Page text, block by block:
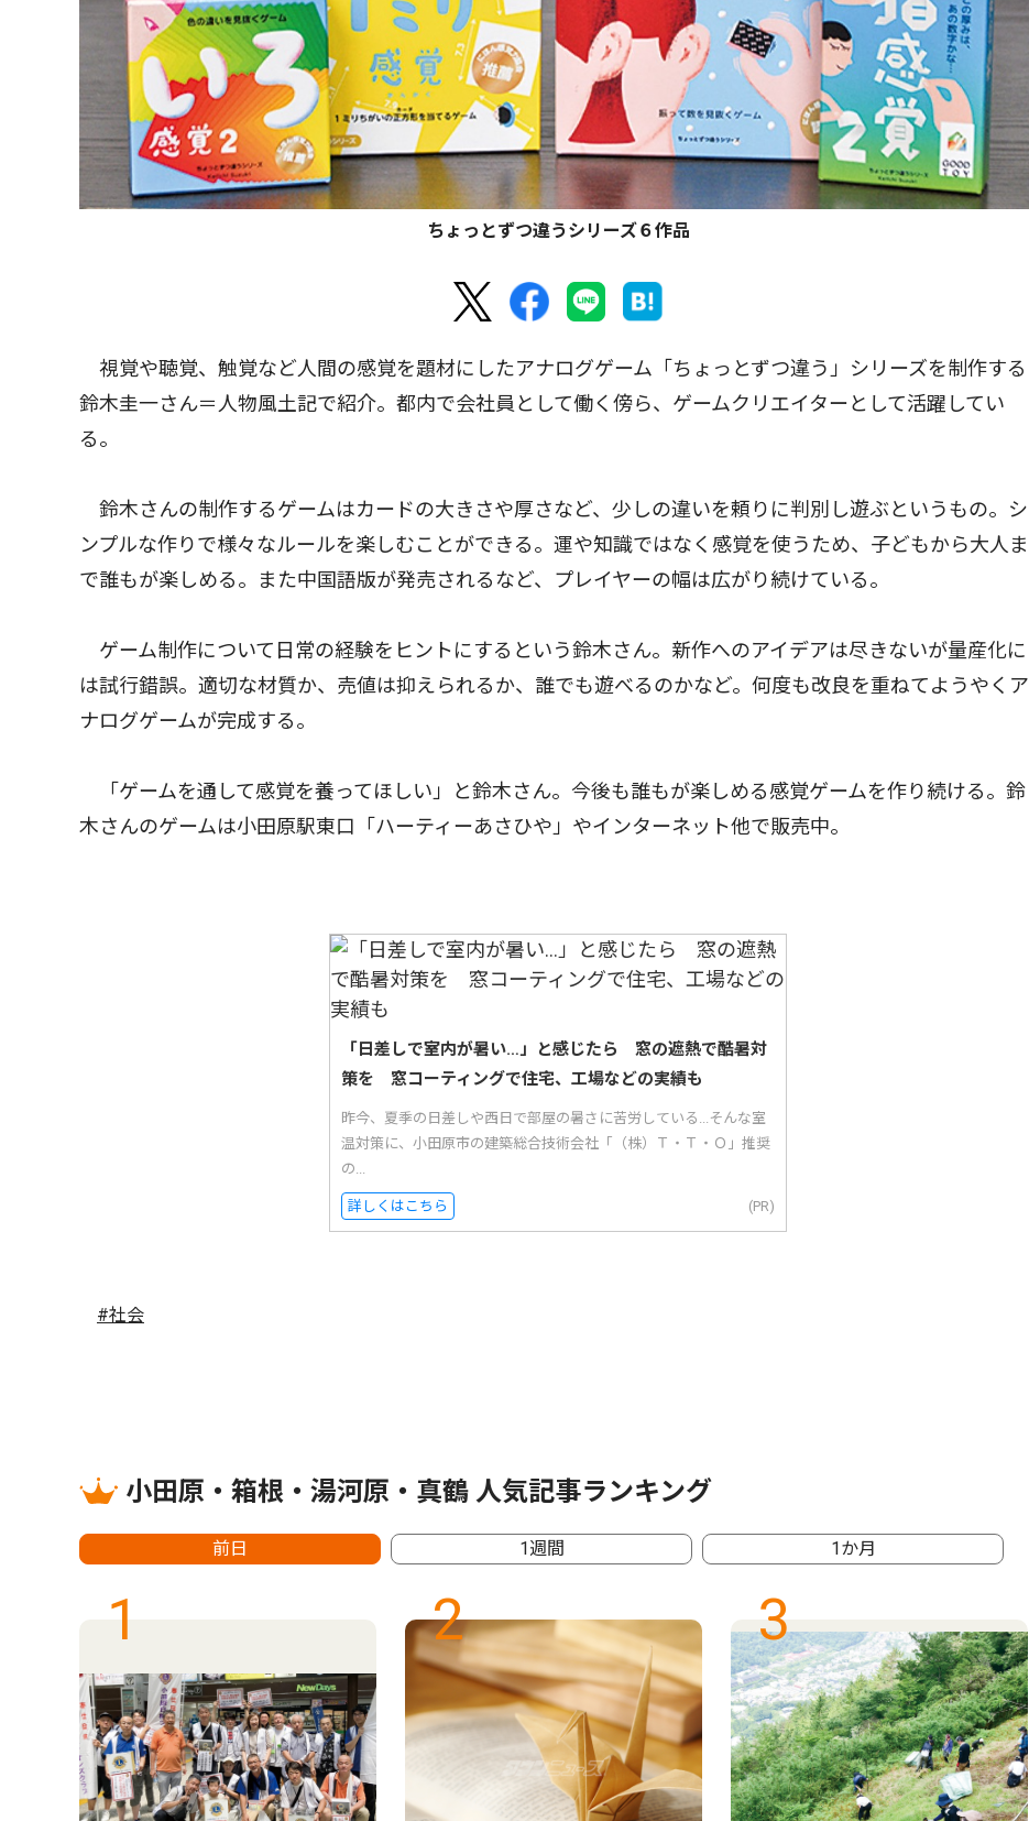
ちょっとずつ違うシリーズ６作品
視覚や聴覚、触覚など人間の感覚を題材にしたアナログゲーム「ちょっとずつ違う」シリーズを制作する
鈴木圭一さん＝人物風土記で紹介。都内で会社員として働く傍ら、ゲームクリエイターとして活躍してい
る。
鈴木さんの制作するゲームはカードの大きさや厚さなど、少しの違いを頼りに判別し遊ぶというもの。シ
ンプルな作りで様々なルールを楽しむことができる。運や知識ではなく感覚を使うため、子どもから大人ま
で誰もが楽しめる。また中国語版が発売されるなど、プレイヤーの幅は広がり続けている。
ゲーム制作について日常の経験をヒントにするという鈴木さん。新作へのアイデアは尽きないが量産化に
は試行錯誤。適切な材質か、売値は抑えられるか、誰でも遊べるのかなど。何度も改良を重ねてようやくア
ナログゲームが完成する。
「ゲームを通して感覚を養ってほしい」と鈴木さん。今後も誰もが楽しめる感覚ゲームを作り続ける。鈴
木さんのゲームは小田原駅東口「ハーティーあさひや」やインターネット他で販売中。
「日差しで室内が暑い…」と感じたら 窓の遮熱で酷暑対
策を 窓コーティングで住宅、工場などの実績も
昨今、夏季の日差しや西日で部屋の暑さに苦労している...そんな室
温対策に、小田原市の建築総合技術会社「（株）Ｔ・Ｔ・Ｏ」推奨
の...
詳しくはこちら (PR)
#社会
小田原・箱根・湯河原・真鶴 人気記事ランキング
前日 1週間 1か月
1 2 3